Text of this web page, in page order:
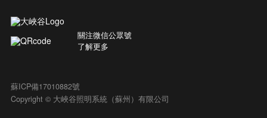
關注微信公眾號
了解更多
蘇ICP備17010882號
Copyright © 大峽谷照明系統（蘇州）有限公司